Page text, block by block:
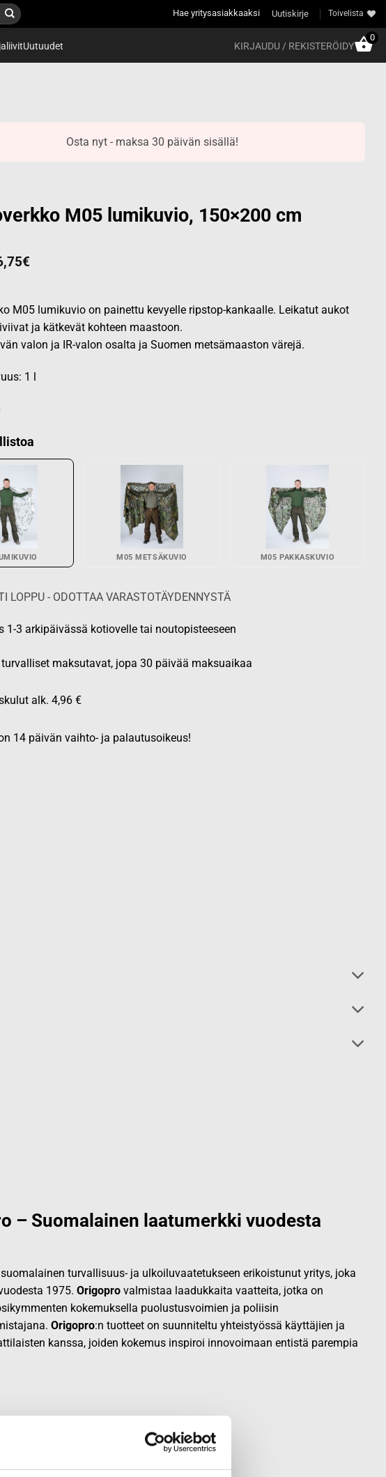
Hae yritysasiakkaaksi Uutiskirje Toivelista
Uutuudet KIRJAUDU / REKISTERÖIDY
0
Osta nyt - maksa 30 päivän sisällä!
M05 lumikuvio, 150×200 cm
€
M05 lumikuvio on painettu kevyelle ripstop-kankaalle. Leikatut aukot
ja kätkevät kohteen maastoon.
valon ja IR-valon osalta ja Suomen metsämaaston värejä.
1 l
M05 METSÄKUVIO M05 PAKKASKUVIO
LOPPU - ODOTTAA VARASTOTÄYDENNYSTÄ
1-3 arkipäivässä kotiovelle tai noutopisteeseen
maksutavat, jopa 30 päivää maksuaikaa
alk. 4,96 €
14 päivän vaihto- ja palautusoikeus!
– Suomalainen laatumerkki vuodesta
turvallisuus- ja ulkoiluvaatetukseen erikoistunut yritys, joka
1975. Origopro valmistaa laadukkaita vaatteita, jotka on
kokemuksella puolustusvoimien ja poliisin
Origopro:n tuotteet on suunniteltu yhteistyössä käyttäjien ja
kanssa, joiden kokemus inspiroi innovoimaan entistä parempia